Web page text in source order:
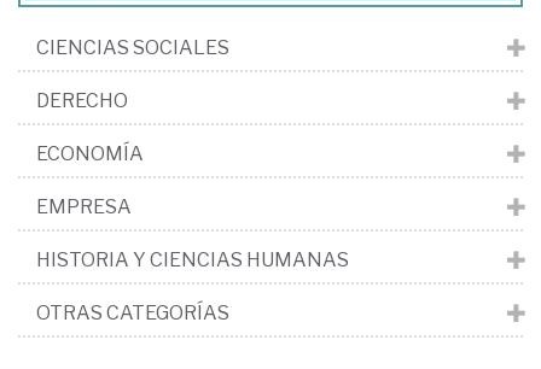
CIENCIAS SOCIALES
DERECHO
ECONOMÍA
EMPRESA
HISTORIA Y CIENCIAS HUMANAS
OTRAS CATEGORÍAS